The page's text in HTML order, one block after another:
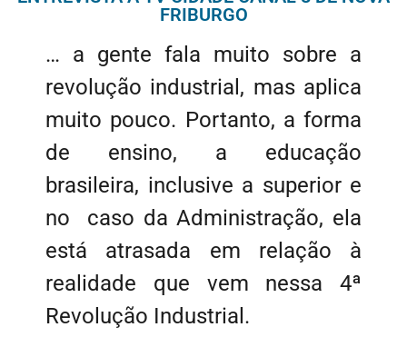
FRIBURGO
… a gente fala muito sobre a
revolução industrial, mas aplica
muito pouco. Portanto, a forma
de ensino, a educação
brasileira, inclusive a superior e
no caso da Administração, ela
está atrasada em relação à
realidade que vem nessa 4ª
Revolução Industrial.